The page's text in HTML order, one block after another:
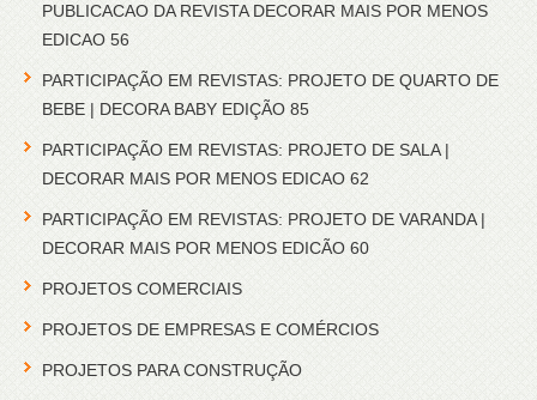
PUBLICACAO DA REVISTA DECORAR MAIS POR MENOS
EDICAO 56
PARTICIPAÇÃO EM REVISTAS: PROJETO DE QUARTO DE
BEBE | DECORA BABY EDIÇÃO 85
PARTICIPAÇÃO EM REVISTAS: PROJETO DE SALA |
DECORAR MAIS POR MENOS EDICAO 62
PARTICIPAÇÃO EM REVISTAS: PROJETO DE VARANDA |
DECORAR MAIS POR MENOS EDICÃO 60
PROJETOS COMERCIAIS
PROJETOS DE EMPRESAS E COMÉRCIOS
PROJETOS PARA CONSTRUÇÃO